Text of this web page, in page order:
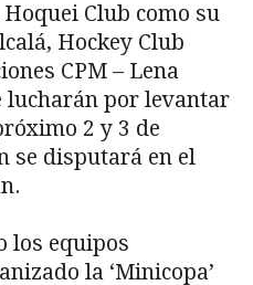
Club como su
Hockey Club
CPM – Lena
lucharán por levantar
2 y 3 de
se disputará en el
los equipos
la ‘Minicopa’